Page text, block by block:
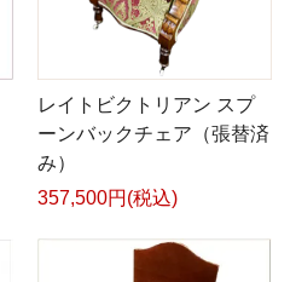
レイトビクトリアン スプ
ーンバックチェア（張替済
み）
357,500円(税込)